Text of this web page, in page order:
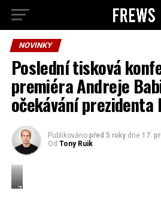
NOVINKY
Poslední tisková
premiéra Andreje
očekávání prezidenta
Publikováno před 5 roky dne 17.
Od Tony Ruik
Zdroj: